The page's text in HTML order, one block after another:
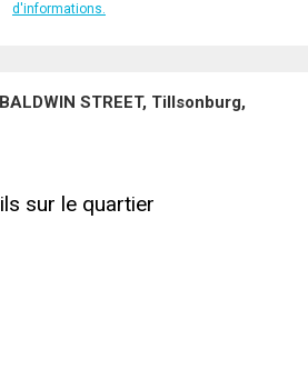
d'informations.
STREET, Tillsonburg,
sur le quartier